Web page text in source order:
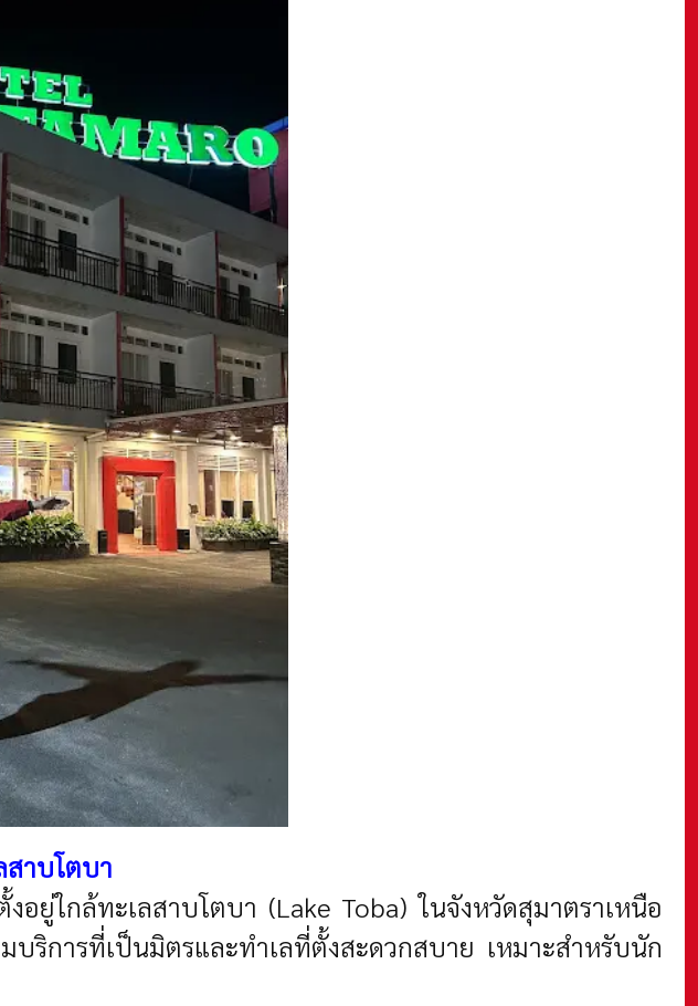
าบโตบา
ยู่ใกล้ทะเลสาบโตบา (Lake Toba) ในจังหวัดสุมาตราเหนือ
ริการที่เป็นมิตรและทำเลที่ตั้งสะดวกสบาย เหมาะสำหรับนัก